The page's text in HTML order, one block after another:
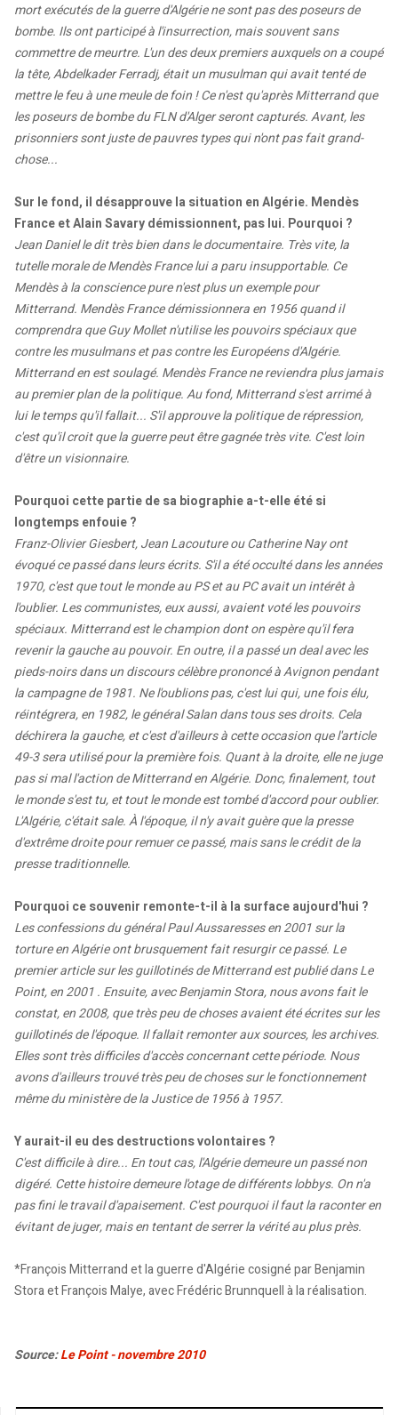
mort exécutés de la guerre d'Algérie ne sont pas des poseurs de
bombe. Ils ont participé à l'insurrection, mais souvent sans
commettre de meurtre. L'un des deux premiers auxquels on a coupé
la tête, Abdelkader Ferradj, était un musulman qui avait tenté de
mettre le feu à une meule de foin ! Ce n'est qu'après Mitterrand que
les poseurs de bombe du FLN d'Alger seront capturés. Avant, les
prisonniers sont juste de pauvres types qui n'ont pas fait grand-
chose...
Sur le fond, il désapprouve la situation en Algérie. Mendès
France et Alain Savary démissionnent, pas lui. Pourquoi ?
Jean Daniel le dit très bien dans le documentaire. Très vite, la
tutelle morale de Mendès France lui a paru insupportable. Ce
Mendès à la conscience pure n'est plus un exemple pour
Mitterrand. Mendès France démissionnera en 1956 quand il
comprendra que Guy Mollet n'utilise les pouvoirs spéciaux que
contre les musulmans et pas contre les Européens d'Algérie.
Mitterrand en est soulagé. Mendès France ne reviendra plus jamais
au premier plan de la politique. Au fond, Mitterrand s'est arrimé à
lui le temps qu'il fallait... S'il approuve la politique de répression,
c'est qu'il croit que la guerre peut être gagnée très vite. C'est loin
d'être un visionnaire.
Pourquoi cette partie de sa biographie a-t-elle été si
longtemps enfouie ?
Franz-Olivier Giesbert, Jean Lacouture ou Catherine Nay ont
évoqué ce passé dans leurs écrits. S'il a été occulté dans les années
1970, c'est que tout le monde au PS et au PC avait un intérêt à
l'oublier. Les communistes, eux aussi, avaient voté les pouvoirs
spéciaux. Mitterrand est le champion dont on espère qu'il fera
revenir la gauche au pouvoir. En outre, il a passé un deal avec les
pieds-noirs dans un discours célèbre prononcé à Avignon pendant
la campagne de 1981. Ne l'oublions pas, c'est lui qui, une fois élu,
réintégrera, en 1982, le général Salan dans tous ses droits. Cela
déchirera la gauche, et c'est d'ailleurs à cette occasion que l'article
49-3 sera utilisé pour la première fois. Quant à la droite, elle ne juge
pas si mal l'action de Mitterrand en Algérie. Donc, finalement, tout
le monde s'est tu, et tout le monde est tombé d'accord pour oublier.
L'Algérie, c'était sale. À l'époque, il n'y avait guère que la presse
d'extrême droite pour remuer ce passé, mais sans le crédit de la
presse traditionnelle.
Pourquoi ce souvenir remonte-t-il à la surface aujourd'hui ?
Les confessions du général Paul Aussaresses en 2001 sur la
torture en Algérie ont brusquement fait resurgir ce passé. Le
premier article sur les guillotinés de Mitterrand est publié dans Le
Point, en 2001 . Ensuite, avec Benjamin Stora, nous avons fait le
constat, en 2008, que très peu de choses avaient été écrites sur les
guillotinés de l'époque. Il fallait remonter aux sources, les archives.
Elles sont très difficiles d'accès concernant cette période. Nous
avons d'ailleurs trouvé très peu de choses sur le fonctionnement
même du ministère de la Justice de 1956 à 1957.
Y aurait-il eu des destructions volontaires ?
C'est difficile à dire... En tout cas, l'Algérie demeure un passé non
digéré. Cette histoire demeure l'otage de différents lobbys. On n'a
pas fini le travail d'apaisement. C'est pourquoi il faut la raconter en
évitant de juger, mais en tentant de serrer la vérité au plus près.
*François Mitterrand et la guerre d'Algérie cosigné par Benjamin
Stora et François Malye, avec Frédéric Brunnquell à la réalisation.
Source:Le Point - novembre 2010